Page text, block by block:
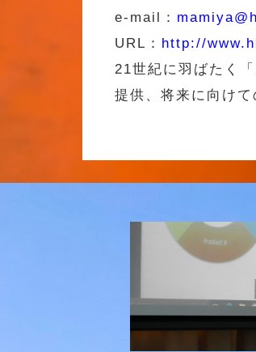
e-mail：
URL： http://
21世紀に羽ばたく
提供、将来に向けて